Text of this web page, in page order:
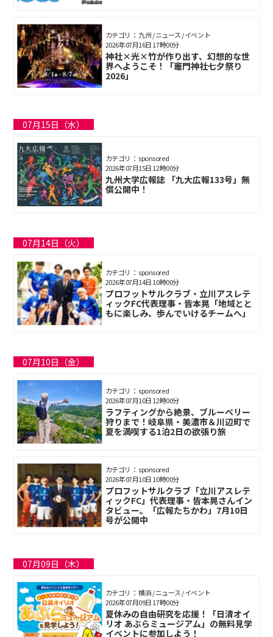
カテゴリ： 九州 / ニュース / イベント
神社×光×竹が作り出す、幻想的な世
界へようこそ！「竈門神社七夕祭り
2026」
2026年07月16日 17時00分
07月15日（水）
カテゴリ： sponsored
九州大学広報誌 「九大広報133号」無
償公開中！
2026年07月15日 12時00分
07月14日（火）
カテゴリ： sponsored
プロフットサルクラブ・立川アスレテ
ィックFC代表理事・皆本晃「地域とと
もに楽しみ、歩んでいけるチームへ」
2026年07月14日 10時00分
07月10日（金）
カテゴリ： sponsored
ラフティングから絶景、ブルーベリー
狩りまで！岐阜県・美濃市＆川辺町で
夏を満喫する1泊2日の欲張り旅
2026年07月10日 12時00分
カテゴリ： sponsored
プロフットサルクラブ「立川アスレテ
ィックFC」代表理事・皆本晃さんイン
タビュー。「広報たちかわ」7月10日
号が公開中
2026年07月10日 10時00分
07月09日（木）
カテゴリ： 横浜 / ニュース / イベント
夏休みの自由研究を応援！「日清オイ
リオ あぶらミュージアム」の無料見学
イベントに参加しよう！
2026年07月09日 17時00分